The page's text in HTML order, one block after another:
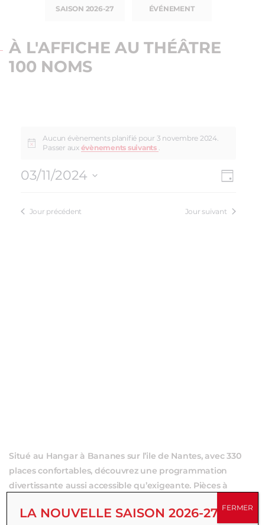
SAISON 2026-27 ÉVÉNEMENT
À L'AFFICHE AU THÉÂTRE
100 NOMS
Aucun évènements planifié pour 3 novembre 2024.
Passer aux évènements suivants
Jour
03/11/2024
Jour précédent Jour suivant
Situé au Hangar à Bananes sur l’ile de Nantes, avec 330
places confortables, découvrez une programmation
divertissante aussi accessible qu’exigeante. Pièces à
familiaux, d’humour ou d’improvisation, multipliez vos
LA NOUVELLE SAISON 2026-27 EST
FERMER